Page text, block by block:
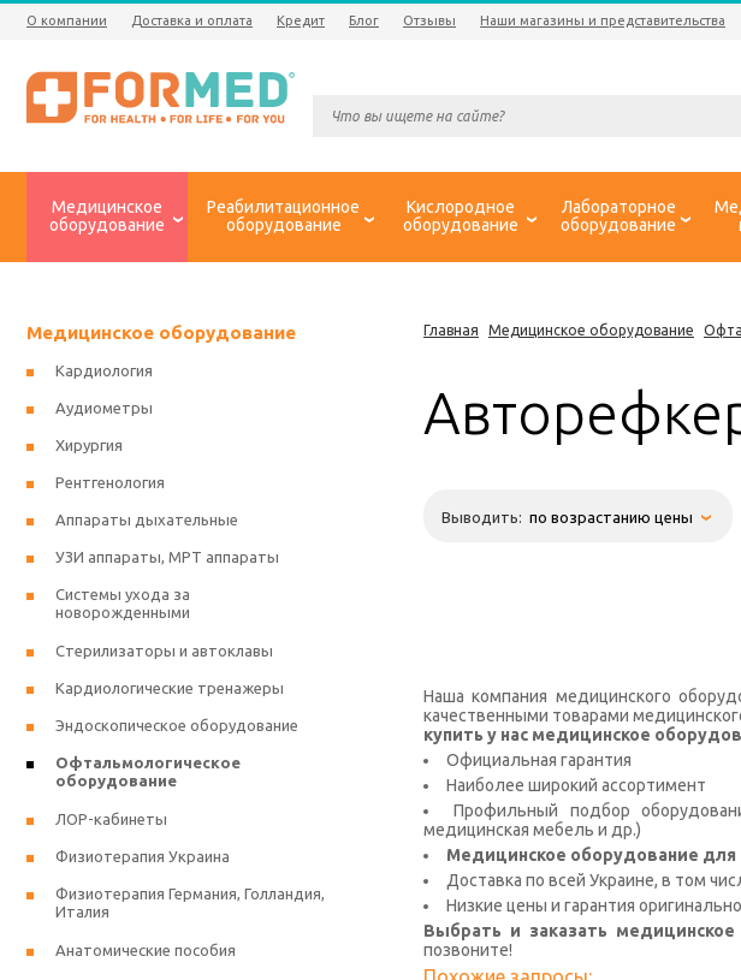
О компании Доставка и оплата Кредит Блог Отзывы Наши магазины и представительства
Медицинское
оборудование
Реабилитационное
оборудование
Кислородное
оборудование
Лабораторное
оборудование
Главная Медицинское оборудование
Выводить:
Наша компания медицинского
качественными товарами
купить у нас медицинское
Официальная гарантия
Наиболее широкий ассортимент
Профильный подбор
медицинская мебель и др.)
Медицинское оборудование
Доставка по всей Украине, в том
Низкие цены и гарантия
Выбрать и заказать
позвоните!
Медицинское оборудование
Кардиология
Аудиометры
Хирургия
Рентгенология
Аппараты дыхательные
УЗИ аппараты, МРТ аппараты
Системы ухода за
новорожденными
Стерилизаторы и автоклавы
Кардиологические тренажеры
Эндоскопическое оборудование
Офтальмологическое
оборудование
ЛОР-кабинеты
Физиотерапия Украина
Физиотерапия Германия, Голландия,
Италия
Анатомические пособия